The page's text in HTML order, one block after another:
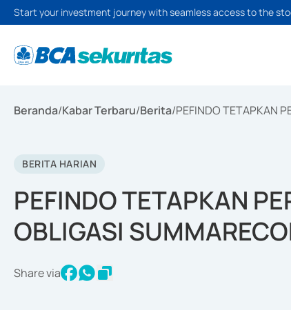
Start your investment journey with seamless access to the
Beranda/Kabar Terbaru/Berita/PEFINDO TETAPKAN
BERITA HARIAN
PEFINDO TETAPKAN
OBLIGASI
Share via